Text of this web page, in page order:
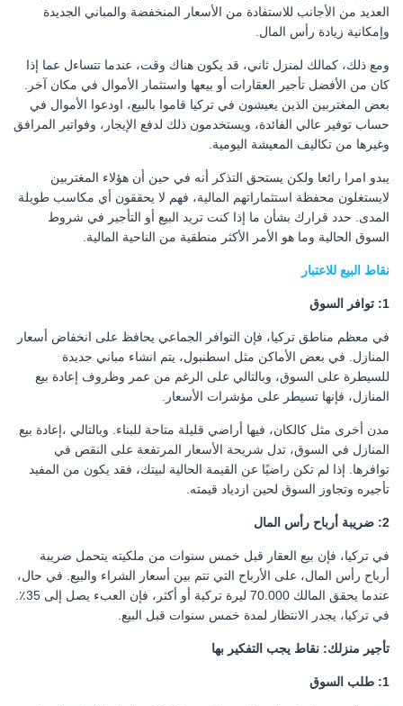
العديد من الأجانب للاستفادة من الأسعار المنخفضة والمباني الجديدة
وإمكانية زيادة رأس المال.
ومع ذلك، كمالك لمنزل ثاني، قد يكون هناك وقت، عندما تتساءل عما إذا
كان من الأفضل تأجير العقارات أو بيعها واستثمار الأموال في مكان آخر.
بعض المغتربين الذين يعيشون في تركيا قاموا بالبيع، اودعوا الأموال في
حساب توفير عالي الفائدة، ويستخدمون ذلك لدفع الإيجار، وفواتير المرافق
وغيرها من تكاليف المعيشة اليومية.
يبدو امرا رائعا ولكن يستحق التذكر أنه في حين أن هؤلاء المغتربين
لايستغلون محفظة استثماراتهم المالية، فهم لا يحققون أي مكاسب طويلة
المدى. حدد قرارك بشأن ما إذا كنت تريد البيع أو التأجير في شروط
السوق الحالية وما هو الأمر الأكثر منطقية من الناحية المالية.
نقاط البيع للاعتبار
1: توافر السوق
في معظم مناطق تركيا، فإن التوافر الجماعي يحافظ على انخفاض أسعار
المنازل. في بعض الأماكن مثل اسطنبول، يتم انشاء مباني جديدة
للسيطرة على السوق، وبالتالي على الرغم من عمر وظروف إعادة بيع
المنازل، فإنها تسيطر على مؤشرات الأسعار.
مدن أخرى مثل كالكان، فيها أراضي قليلة متاحة للبناء. وبالتالي ،إعادة بيع
المنازل في السوق، تدل شريحة الأسعار المرتفعة على النقص في
توافرها. إذا لم تكن راضيًا عن القيمة الحالية لبيتك، فقد يكون من المفيد
تأجيره وتجاوز السوق لحين ازدياد قيمته.
2: ضريبة أرباح رأس المال
في تركيا، فإن بيع العقار قبل خمس سنوات من ملكيته يتحمل ضريبة
أرباح رأس المال، على الأرباح التي تتم بين أسعار الشراء والبيع. في حال،
عندما يحقق المالك 70.000 ليرة تركية أو أكثر، فإن العبء يصل إلى 35٪.
في تركيا، يجدر الانتظار لمدة خمس سنوات قبل البيع.
تأجير منزلك: نقاط يجب التفكير بها
1: طلب السوق